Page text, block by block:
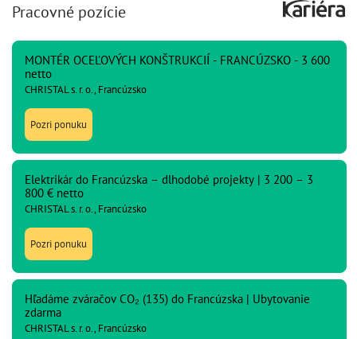
Pracovné pozície
MONTÉR OCEĽOVÝCH KONŠTRUKCIÍ - FRANCÚZSKO - 3 600
netto
CHRISTAL s. r. o., Francúzsko
Pozri ponuku
Elektrikár do Francúzska – dlhodobé projekty | 3 200 – 3
800 € netto
CHRISTAL s. r. o., Francúzsko
Pozri ponuku
Hľadáme zváračov CO₂ (135) do Francúzska | Ubytovanie
zdarma
CHRISTAL s. r. o., Francúzsko